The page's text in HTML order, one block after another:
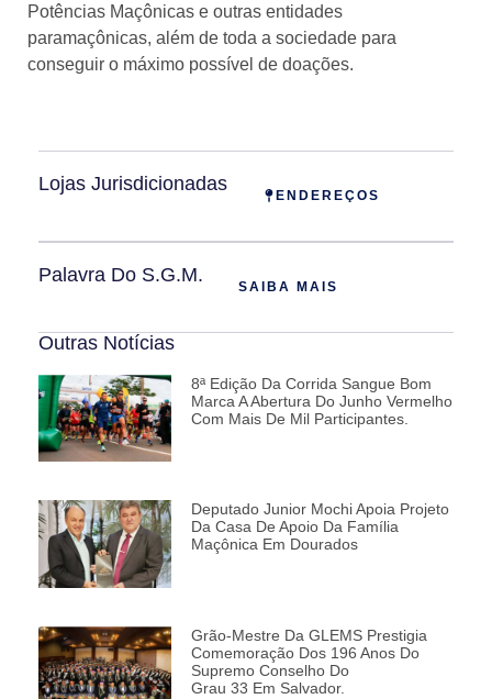
Potências Maçônicas e outras entidades
paramaçônicas, além de toda a sociedade para
conseguir o máximo possível de doações.
Lojas Jurisdicionadas
ENDEREÇOS
Palavra Do S.G.M.
SAIBA MAIS
Outras Notícias
8ª Edição Da Corrida Sangue Bom
Marca A Abertura Do Junho Vermelho
Com Mais De Mil Participantes.
Deputado Junior Mochi Apoia Projeto
Da Casa De Apoio Da Família
Maçônica Em Dourados
Grão-Mestre Da GLEMS Prestigia
Comemoração Dos 196 Anos Do
Supremo Conselho Do
Grau 33 Em Salvador.